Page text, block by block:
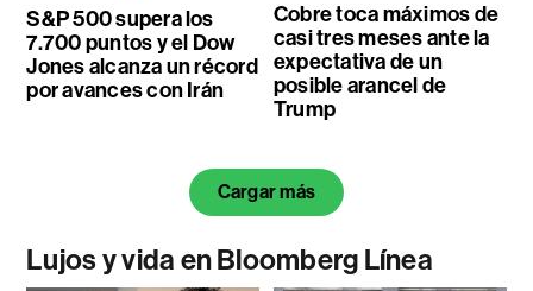
S&P 500 supera los
7.700 puntos y el Dow
Jones alcanza un récord
por avances con Irán
Cobre toca máximos de
casi tres meses ante la
expectativa de un
posible arancel de
Trump
Cargar más
Lujos y vida en Bloomberg Línea